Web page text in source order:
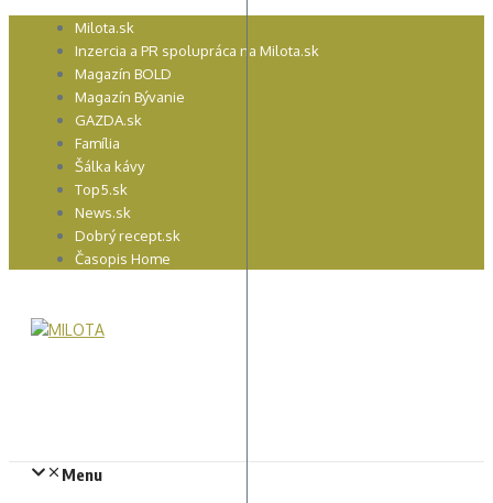
Preskočiť Milota.sk
Inzercia a PR spolupráca na Milota.sk
Magazín BOLD
Magazín Bývanie
GAZDA.sk
Família
Šálka kávy
Top5.sk
News.sk
Dobrý recept.sk
Časopis Home
Menu